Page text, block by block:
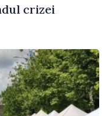
crizei